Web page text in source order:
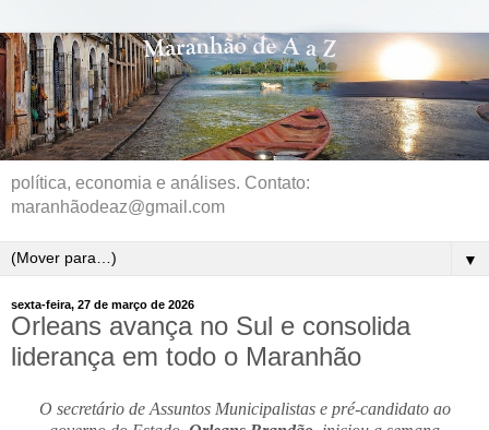
política, economia e análises. Contato:
maranhãodeaz@gmail.com
▼
sexta-feira, 27 de março de 2026
Orleans avança no Sul e consolida
liderança em todo o Maranhão
O secretário de Assuntos Municipalistas e pré-candidato ao